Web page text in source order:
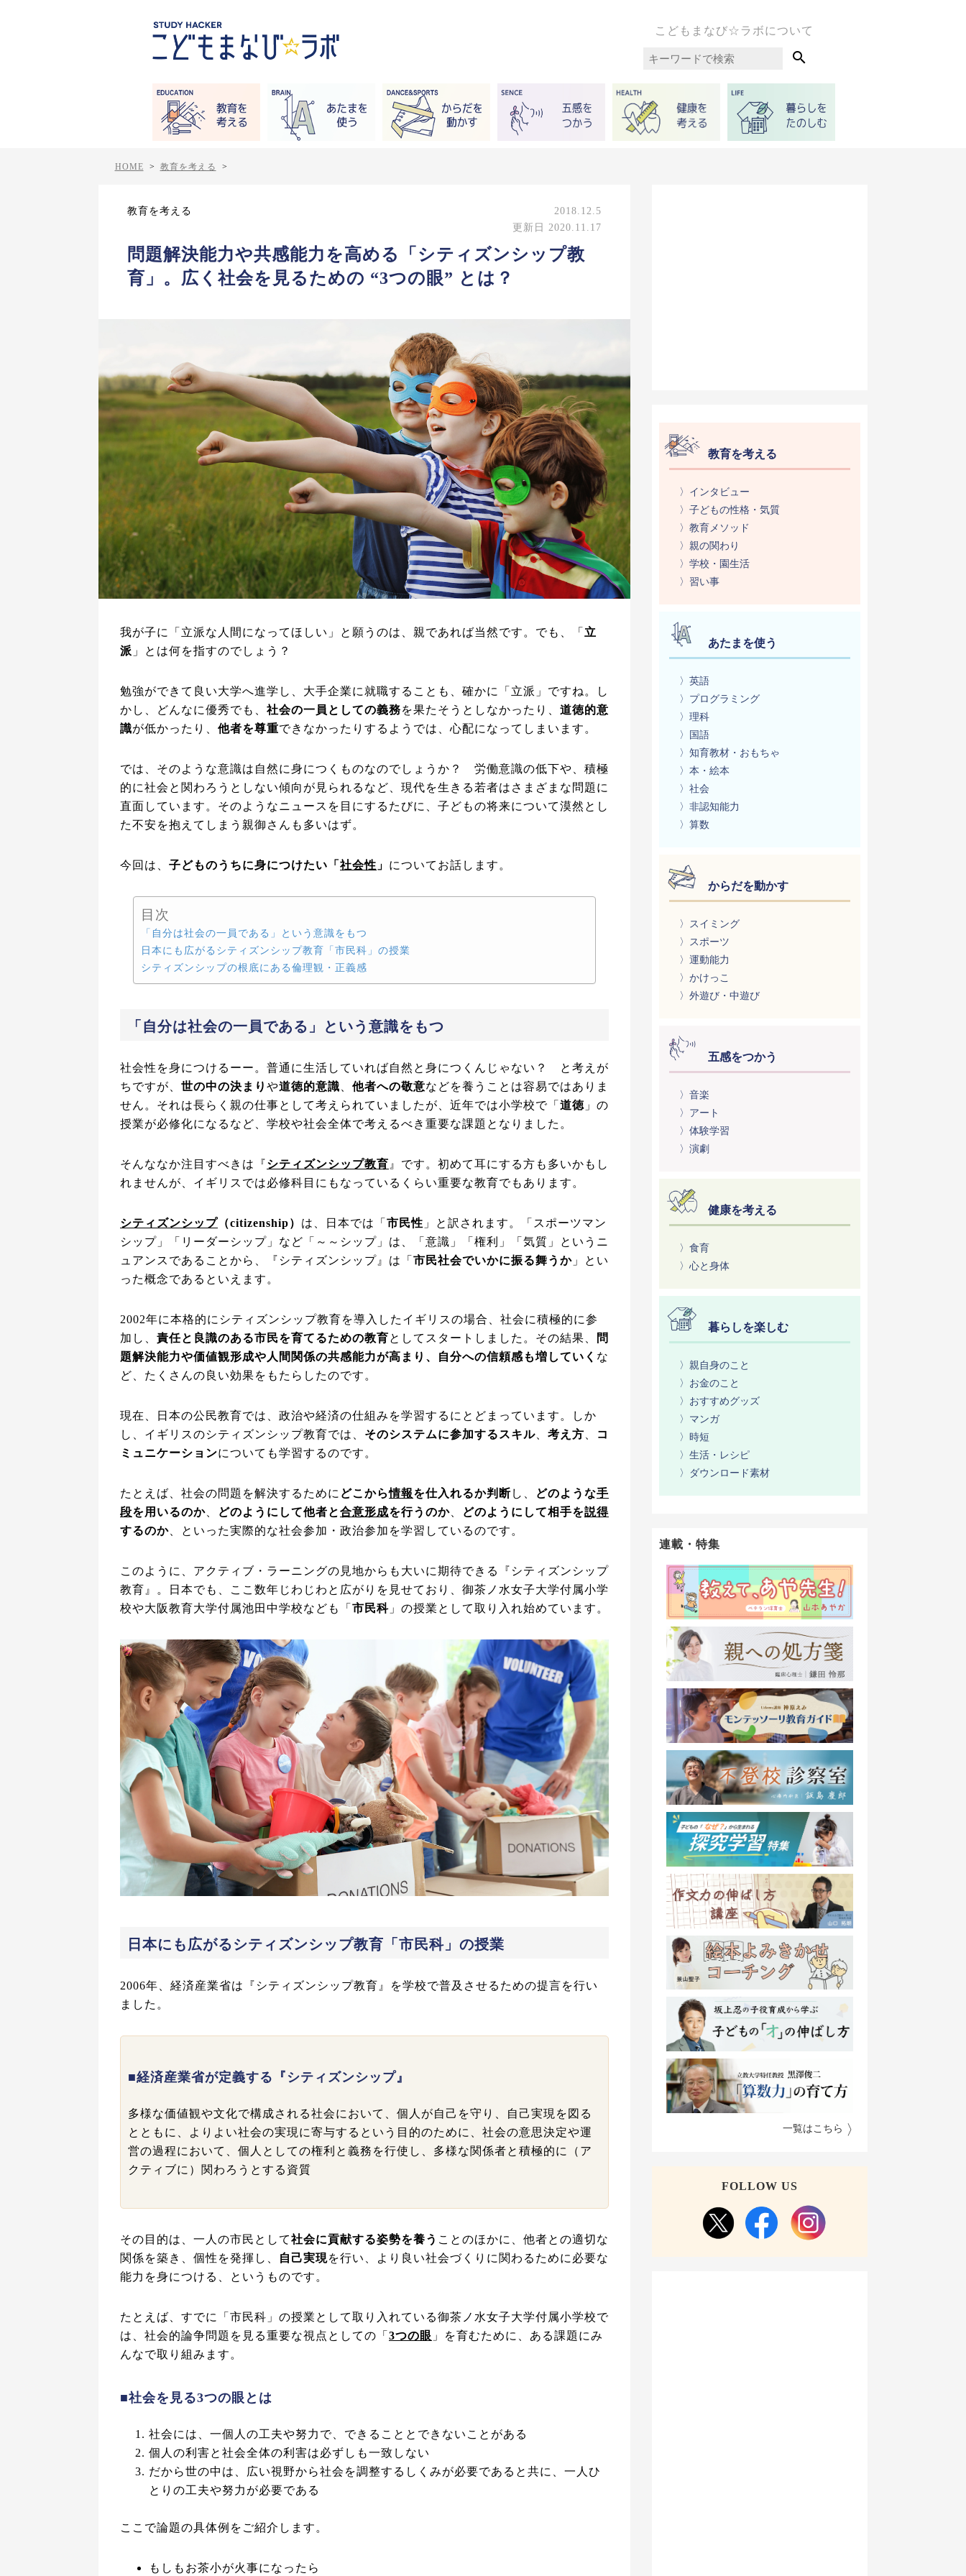
こどもまなび☆ラボについて

HOME > 教育を考える >
教育を考える
2018.12.5
更新日 2020.11.17
問題解決能力や共感能力を高める「シティズンシップ教
育」。広く社会を見るための “3つの眼” とは？
我が子に「立派な人間になってほしい」と願うのは、親であれば当然です。でも、「 立
派 」とは何を指すのでしょう？
勉強ができて良い大学へ進学し、大手企業に就職することも、確かに「立派」ですね。し
かし、どんなに優秀でも、 社会の一員としての義務を果たそうとしなかったり、 道徳的意
識が低かったり、 他者を尊重できなかったりするようでは、心配になってしまいます。
では、そのような意識は自然に身につくものなのでしょうか？ 労働意識の低下や、積極
的に社会と関わろうとしない傾向が見られるなど、現代を生きる若者はさまざまな問題に
直面しています。そのようなニュースを目にするたびに、子どもの将来について漠然とし
た不安を抱えてしまう親御さんも多いはず。
今回は、 子どものうちに身につけたい「 社会性 」 についてお話します。
目次
「自分は社会の一員である」という意識をもつ
日本にも広がるシティズンシップ教育「市民科」の授業
シティズンシップの根底にある倫理観・正義感
「自分は社会の一員である」という意識をもつ
社会性を身につけるーー。普通に生活していれば自然と身につくんじゃない？ と考えが
ちですが、 世の中の決まり や道徳的意識 他者への敬意などを養うことは容易ではありま
せん。それは長らく親の仕事として考えられていましたが、近年では小学校で「 道徳 」の
授業が必修化になるなど、学校や社会全体で考えるべき重要な課題となりました。
そんななか注目すべきは『シティズンシップ教育 』です。初めて耳にする方も多いかもし
れませんが、イギリスでは必修科目にもなっているくらい重要な教育でもあります。
シティズンシップ （citizenship） は、日本では「 市民性 」と訳されます。「スポーツマン
シップ」「リーダーシップ」など「～～シップ」は、「意識」「権利」「気質」というニ
ュアンスであることから、『シティズンシップ』は「 市民社会でいかに振る舞うか 」とい
った概念であるといえます。
2002年に本格的にシティズンシップ教育を導入したイギリスの場合、社会に積極的に参
加し、 責任と良識のある市民を育てるための教育としてスタートしました。その結果、
問
題解決能力や価値観形成や人間関係の共感能力が高まり、自分への信頼感も増していく な
ど、たくさんの良い効果をもたらしたのです。
現在、日本の公民教育では、政治や経済の仕組みを学習するにとどまっています。しか
し、イギリスのシティズンシップ教育では、 そのシステムに参加するスキル 考え方
コ
ミュニケーションについても学習するのです。
たとえば、社会の問題を解決するために どこから情報を仕入れるか判断し、 どのような手
段を用いるのか どのようにして他者と合意形成を行うのか どのようにして相手を説得
するのか 、といった実際的な社会参加・政治参加を学習しているのです。
このように、アクティブ・ラーニングの見地からも大いに期待できる『シティズンシップ
教育』。日本でも、ここ数年じわじわと広がりを見せており、御茶ノ水女子大学付属小学
校や大阪教育大学付属池田中学校なども「 市民科 」の授業として取り入れ始めています。
日本にも広がるシティズンシップ教育「市民科」の授業
2006年、経済産業省は『シティズンシップ教育』を学校で普及させるための提言を行い
ました。
■経済産業省が定義する『シティズンシップ』
多様な価値観や文化で構成される社会において、個人が自己を守り、自己実現を図る
とともに、よりよい社会の実現に寄与するという目的のために、社会の意思決定や運
営の過程において、個人としての権利と義務を行使し、多様な関係者と積極的に（ア
クティブに）関わろうとする資質
その目的は、一人の市民として社会に貢献する姿勢を養う ことのほかに、他者との適切な
関係を築き、個性を発揮し、
自己実現を行い、より良い社会づくりに関わるために必要な
能力を身につける、というものです。
たとえば、すでに「市民科」の授業として取り入れている御茶ノ水女子大学付属小学校で
は、社会的論争問題を見る重要な視点としての「 3つの眼 」を育むために、ある課題にみ
んなで取り組みます。
■社会を見る3つの眼とは
社会には、一個人の工夫や努力で、できることとできないことがある
個人の利害と社会全体の利害は必ずしも一致しない
だから世の中は、広い視野から社会を調整するしくみが必要であると共に、一人ひ
とりの工夫や努力が必要である
ここで論題の具体例をご紹介します。
もしもお茶小が火事になったら
教育を考える
〉インタビュー
〉子どもの性格・気質
〉教育メソッド
〉親の関わり
〉学校・園生活
〉習い事
あたまを使う
〉英語
〉プログラミング
〉理科
〉国語
〉知育教材・おもちゃ
〉本・絵本
〉社会
〉非認知能力
〉算数
からだを動かす
〉スイミング
〉スポーツ
〉運動能力
〉かけっこ
〉外遊び・中遊び
五感をつかう
〉音楽
〉アート
〉体験学習
〉演劇
健康を考える
〉食育
〉心と身体
暮らしを楽しむ
〉親自身のこと
〉お金のこと
〉おすすめグッズ
〉マンガ
〉時短
〉生活・レシピ
〉ダウンロード素材
連載・特集
一覧はこちら
FOLLOW US